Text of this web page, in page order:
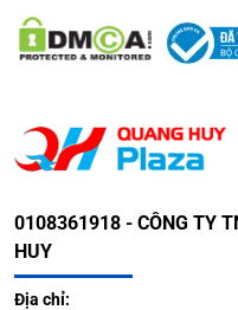
0108361918 - CÔNG TY
HUY
Địa chỉ: